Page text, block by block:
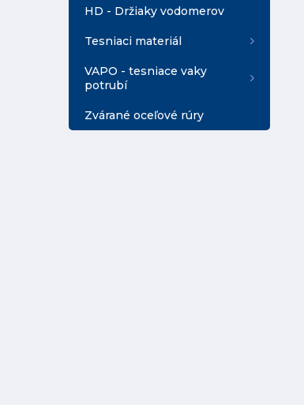
HD - Držiaky vodomerov
Tesniaci materiál
VAPO - tesniace vaky
potrubí
Zvárané oceľové rúry